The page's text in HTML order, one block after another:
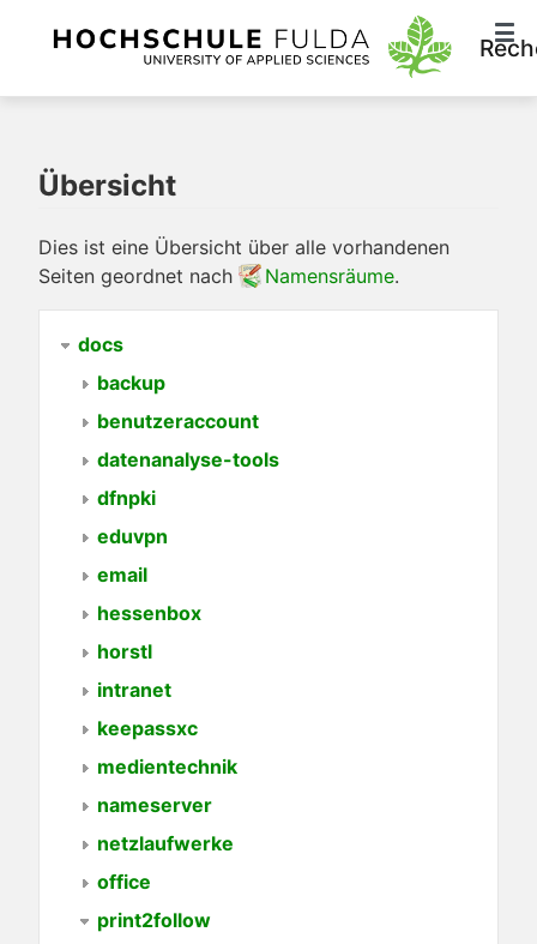
Übersicht
Dies ist eine Übersicht über alle vorhandenen
Seiten geordnet nach
Namensräume.
docs
backup
benutzeraccount
datenanalyse-tools
dfnpki
eduvpn
email
hessenbox
horstl
intranet
keepassxc
medientechnik
nameserver
netzlaufwerke
office
print2follow